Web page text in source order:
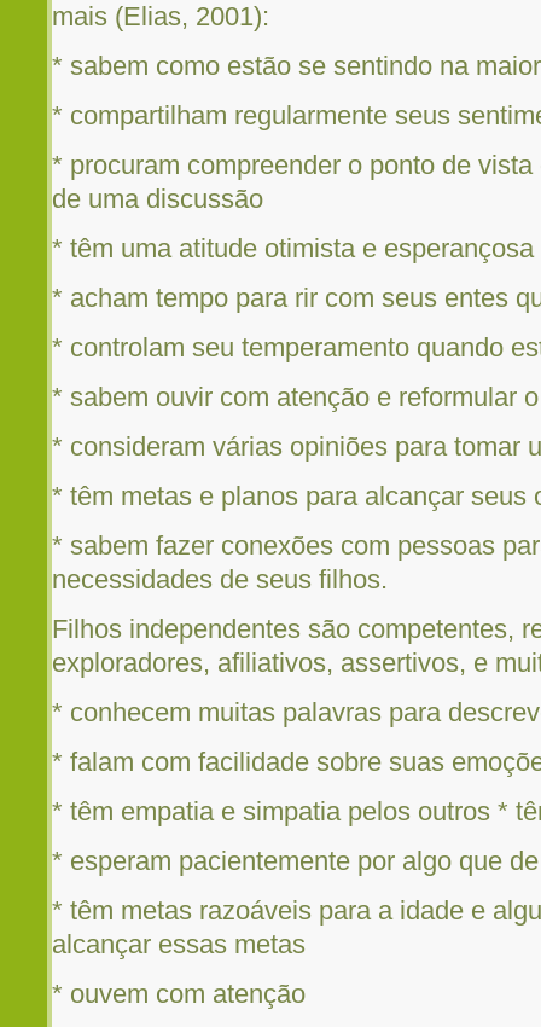
mais (Elias, 2001):
* sabem como estão se sentindo na
* compartilham regularmente seus
* procuram compreender o ponto de
de uma discussão
* têm uma atitude otimista e esperançosa
* acham tempo para rir com seus entes
* controlam seu temperamento quando
* sabem ouvir com atenção e reformular
* consideram várias opiniões para tomar
* têm metas e planos para alcançar seus
* sabem fazer conexões com pessoas
necessidades de seus filhos.
Filhos independentes são competentes,
exploradores, afiliativos, assertivos, e
* conhecem muitas palavras para
* falam com facilidade sobre suas
* têm empatia e simpatia pelos outros *
* esperam pacientemente por algo que
* têm metas razoáveis para a idade e
alcançar essas metas
* ouvem com atenção